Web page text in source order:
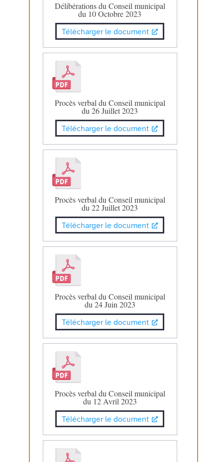
Délibérations du Conseil municipal
du 10 Octobre 2023
Télécharger le document
Procès verbal du Conseil municipal
du 26 Juillet 2023
Télécharger le document
Procès verbal du Conseil municipal
du 22 Juillet 2023
Télécharger le document
Procès verbal du Conseil municipal
du 24 Juin 2023
Télécharger le document
Procès verbal du Conseil municipal
du 12 Avril 2023
Télécharger le document